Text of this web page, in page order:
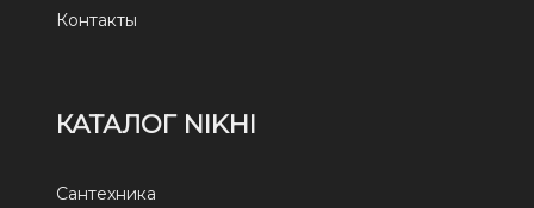
Контакты
КАТАЛОГ NIKHI
Сантехника